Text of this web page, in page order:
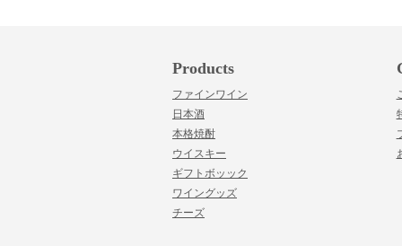
Products
ファインワイン
日本酒
本格焼酎
ウイスキー
ギフトボッック
ワイングッズ
チーズ